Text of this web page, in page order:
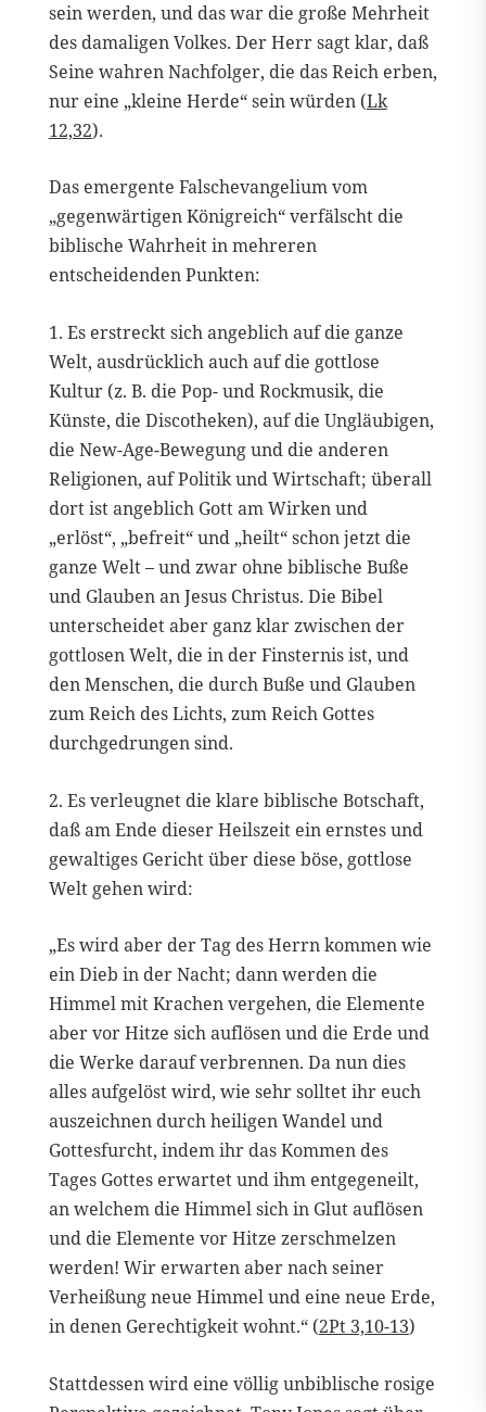
sein werden, und das war die große Mehrheit
des damaligen Volkes. Der Herr sagt klar, daß
Seine wahren Nachfolger, die das Reich erben,
nur eine „kleine Herde“ sein würden (Lk
12,32).
Das emergente Falschevangelium vom
„gegenwärtigen Königreich“ verfälscht die
biblische Wahrheit in mehreren
entscheidenden Punkten:
1. Es erstreckt sich angeblich auf die ganze
Welt, ausdrücklich auch auf die gottlose
Kultur (z. B. die Pop- und Rockmusik, die
Künste, die Discotheken), auf die Ungläubigen,
die New-Age-Bewegung und die anderen
Religionen, auf Politik und Wirtschaft; überall
dort ist angeblich Gott am Wirken und
„erlöst“, „befreit“ und „heilt“ schon jetzt die
ganze Welt – und zwar ohne biblische Buße
und Glauben an Jesus Christus. Die Bibel
unterscheidet aber ganz klar zwischen der
gottlosen Welt, die in der Finsternis ist, und
den Menschen, die durch Buße und Glauben
zum Reich des Lichts, zum Reich Gottes
durchgedrungen sind.
2. Es verleugnet die klare biblische Botschaft,
daß am Ende dieser Heilszeit ein ernstes und
gewaltiges Gericht über diese böse, gottlose
Welt gehen wird:
„Es wird aber der Tag des Herrn kommen wie
ein Dieb in der Nacht; dann werden die
Himmel mit Krachen vergehen, die Elemente
aber vor Hitze sich auflösen und die Erde und
die Werke darauf verbrennen. Da nun dies
alles aufgelöst wird, wie sehr solltet ihr euch
auszeichnen durch heiligen Wandel und
Gottesfurcht, indem ihr das Kommen des
Tages Gottes erwartet und ihm entgegeneilt,
an welchem die Himmel sich in Glut auflösen
und die Elemente vor Hitze zerschmelzen
werden! Wir erwarten aber nach seiner
Verheißung neue Himmel und eine neue Erde,
in denen Gerechtigkeit wohnt.“ (2Pt 3,10-13)
Stattdessen wird eine völlig unbiblische rosige